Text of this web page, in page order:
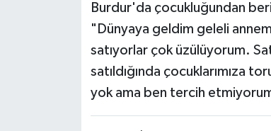
Burdur'da çocukluğundan
"Dünyaya geldim geleli
satıyorlar çok üzülüyorum.
satıldığında çocuklarımıza
yok ama ben tercih